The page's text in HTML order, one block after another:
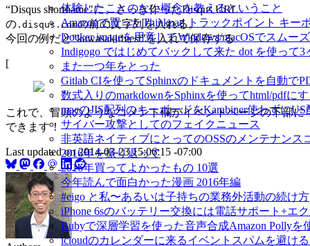
体験したことのない概念を教えるということ
Amazonで買ったThinkpad トラックポイント キー
Docker imageを用意してWindows/macOSでスムー
Indigogo ではじめてバックして来た dot を使って3
また一つ年をとった
Gitlab CIを使ってSphinxのドキュメントを自動で
数式入りのmarkdownをSphinxを使ってhtml/pdfに
macのJIS配列のキーボードをKarabiner使わずに
サイバー攻撃としてのフェイクニュース
非英語ネイティブにとってのOSSのメンテナンス
2016年を振り返って
2016年買ってよかったもの 10選
今年読んで面白かった漫画 2016年編
#eigo と私〜あるいは子持ちの業務外活動の続け方
iPhone 6sのバッテリー交換には電話サポート+エ
Rubyで深層学習を使った音声合成Amazon Polly
icloudのカレンダーに来るイベントスパムを避け
“Disqus shortname"に、さっき作ったDisqus URL
の .disqus.comの前の文字列を入れる。
今回の例だと"kawasakirbtest"を入れて保存する
[
これで、冒頭のようなコメント欄がイベントページの下部に
できます！
Last updated on2014-03-23 15:06:15 -07:00